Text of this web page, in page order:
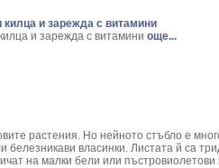
Phaseolus Vulgaris L.
L.
helix L.
и зарежда с витамини
и зарежда с витамини още...
растения. Но нейното стъбло е
белезникави власинки. Листата й са
на малки бели или пъстровиолетови